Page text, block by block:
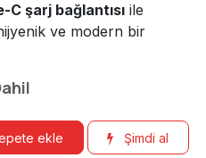
şarj bağlantısı ile
ve modern bir
ekle Şimdi al